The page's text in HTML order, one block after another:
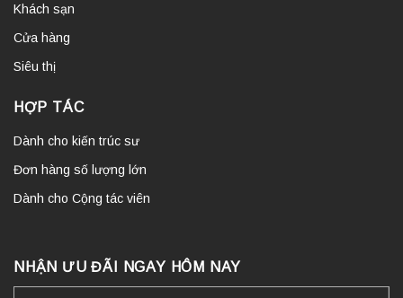
Khách sạn
Cửa hàng
Siêu thị
HỢP TÁC
Dành cho kiến trúc sư
Đơn hàng số lượng lớn
Dành cho Cộng tác viên
NHẬN ƯU ĐÃI NGAY HÔM NAY